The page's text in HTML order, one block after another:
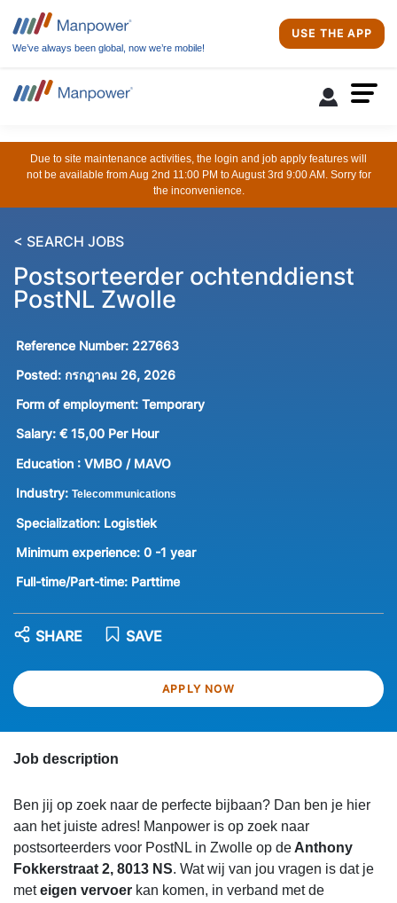
We’ve always been global, now we’re mobile!
USE THE APP
Due to site maintenance activities, the login and job apply features will
not be available from Aug 2nd 11:00 PM to August 3rd 9:00 AM. Sorry for
the inconvenience.
< SEARCH JOBS
Postsorteerder ochtenddienst
PostNL Zwolle
Reference Number: 227663
Posted: กรกฎาคม 26, 2026
Form of employment: Temporary
Salary: € 15,00 Per Hour
Education : VMBO / MAVO
Industry: Telecommunications
Specialization: Logistiek
Minimum experience: 0 -1 year
Full-time/Part-time: Parttime
APPLY NOW
SAVE
SHARE
Job description
Ben jij op zoek naar de perfecte bijbaan? Dan ben je hier
aan het juiste adres! Manpower is op zoek naar
postsorteerders voor PostNL in Zwolle op deAnthony
Fokkerstraat 2, 8013 NS. Wat wij van jou vragen is dat je
meteigen vervoer kan komen, in verband met de